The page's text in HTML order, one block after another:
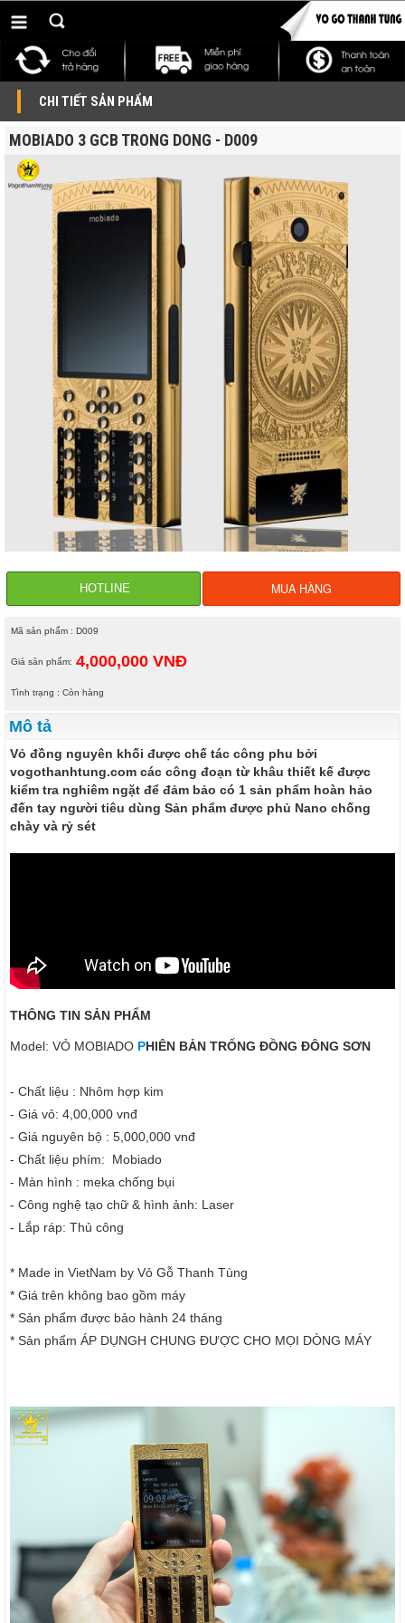
CHI TIẾT SẢN PHẨM
MOBIADO 3 GCB TRONG DONG - D009
HOTLINE MUA HÀNG
Mã sản phẩm : D009
Giá sản phẩm: 4,000,000 VNĐ
Tình trạng : Còn hàng
Mô tả
Vỏ đồng nguyên khối được chế tác công phu bởi
vogothanhtung.com các công đoạn từ khâu thiết kế được
kiểm tra nghiêm ngặt để đảm bảo có 1 sản phẩm hoàn hảo
đến tay người tiêu dùng Sản phẩm được phủ Nano chống
chày và rỷ sét
THÔNG TIN SẢN PHẨM
Model: VỎ MOBIADO PHIÊN BẢN TRỐNG ĐỒNG ĐÔNG SƠN
- Chất liệu : Nhôm hợp kim
- Giá vỏ: 4,00,000 vnđ
- Giá nguyên bộ : 5,000,000 vnđ
- Chất liệu phím: Mobiado
- Màn hình : meka chống bụi
- Công nghệ tạo chữ & hình ảnh: Laser
- Lắp ráp: Thủ công
* Made in VietNam by Vỏ Gỗ Thanh Tùng
* Giá trên không bao gồm máy
* Sản phẩm được bảo hành 24 tháng
* Sản phẩm ÁP DỤNGH CHUNG ĐƯỢC CHO MỌI DÒNG MÁY